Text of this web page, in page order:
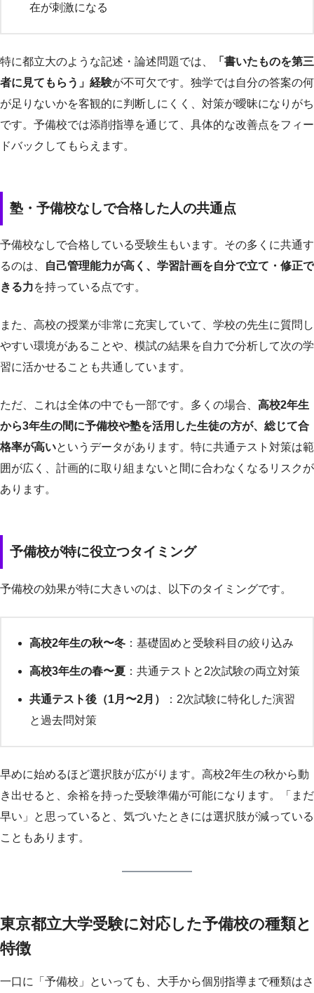
在が刺激になる
特に都立大のような記述・論述問題では、
「書いたものを第三
者に見てもらう」経験が不可欠です。独学では自分の答案の何
が足りないかを客観的に判断しにくく、対策が曖昧になりがち
です。予備校では添削指導を通じて、具体的な改善点をフィー
ドバックしてもらえます。
塾・予備校なしで合格した人の共通点
予備校なしで合格している受験生もいます。その多くに共通す
るのは、
自己管理能力が高く、学習計画を自分で立て・修正で
きる力を持っている点です。
また、高校の授業が非常に充実していて、学校の先生に質問し
やすい環境があることや、模試の結果を自力で分析して次の学
習に活かせることも共通しています。
ただ、これは全体の中でも一部です。多くの場合、 高校2年生
から3年生の間に予備校や塾を活用した生徒の方が、総じて合
格率が高いというデータがあります。特に共通テスト対策は範
囲が広く、計画的に取り組まないと間に合わなくなるリスクが
あります。
予備校が特に役立つタイミング
予備校の効果が特に大きいのは、以下のタイミングです。
高校2年生の秋〜冬 ：基礎固めと受験科目の絞り込み
高校3年生の春〜夏 ：共通テストと2次試験の両立対策
共通テスト後（1月〜2月）
：2次試験に特化した演習
と過去問対策
早めに始めるほど選択肢が広がります。高校2年生の秋から動
き出せると、余裕を持った受験準備が可能になります。「まだ
早い」と思っていると、気づいたときには選択肢が減っている
こともあります。
東京都立大学受験に対応した予備校の種類と
特徴
一口に「予備校」といっても、大手から個別指導まで種類はさ